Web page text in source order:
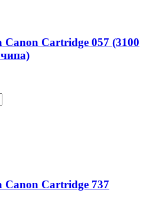
Cartridge 057 (3100
Canon Cartridge 737